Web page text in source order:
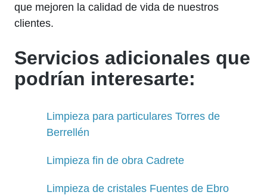
que mejoren la calidad de vida de nuestros
clientes.
Servicios adicionales que
podrían interesarte:
Limpieza para particulares Torres de
Berrellén
Limpieza fin de obra Cadrete
Limpieza de cristales Fuentes de Ebro